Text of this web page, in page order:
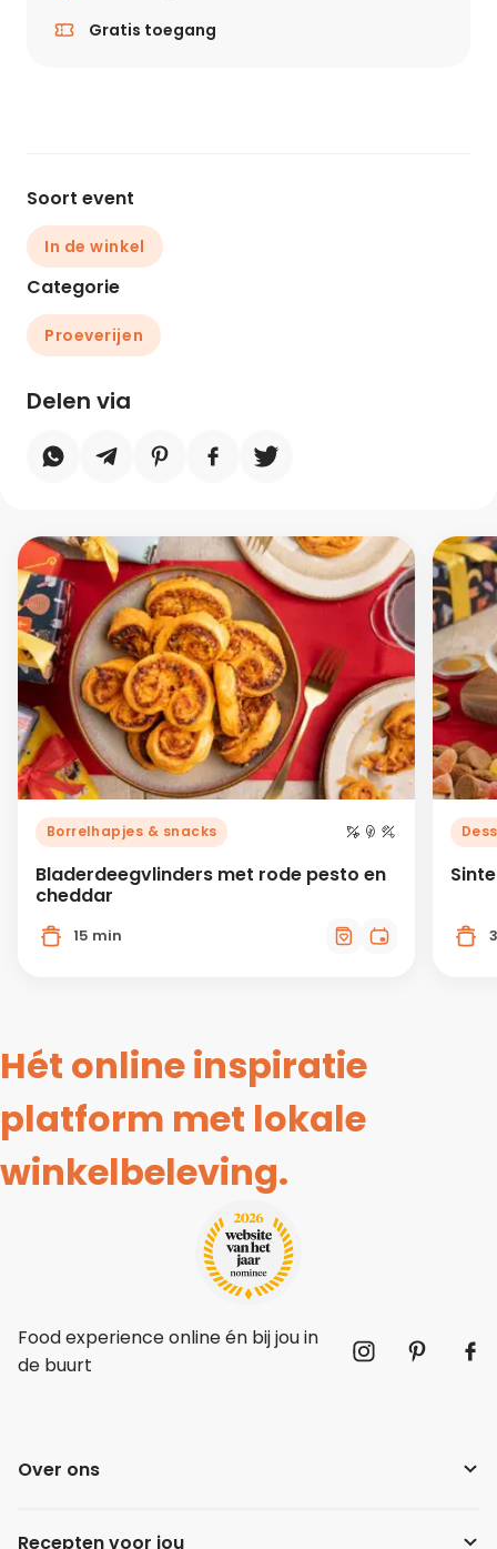
Gratis toegang
Soort event
In de winkel
Categorie
Proeverijen
Delen via
Borrelhapjes & snacks
Bladerdeegvlinders met rode pesto en
cheddar
15 min
Hét online inspiratie
platform met lokale
winkelbeleving.
Food experience online én bij jou in
de buurt
Over ons
Recepten voor jou